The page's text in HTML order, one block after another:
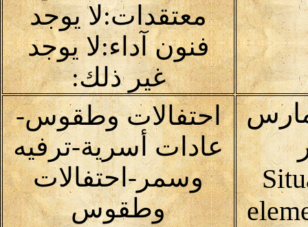
معتقدات:لا يوجد
فنون آداء:لا يوجد
غير ذلك:
احتفالات وطقوس-
عادات أسرية-ترفيه
وسمر-احتفالات
وطقوس